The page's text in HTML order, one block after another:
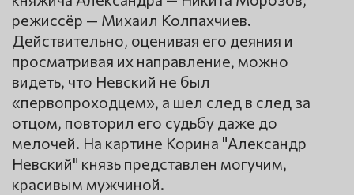
режиссёр — Михаил Колпахчиев.
Действительно, оценивая его деяния и
просматривая их направление, можно
видеть, что Невский не был
«первопроходцем», а шел след в след за
отцом, повторил его судьбу даже до
мелочей. На картине Корина "Александр
Невский" князь представлен могучим,
красивым мужчиной.